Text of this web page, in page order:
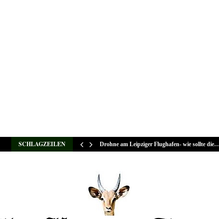
SCHLAGZEILEN Drohne am Leipziger Flughafen- wie sollte die…